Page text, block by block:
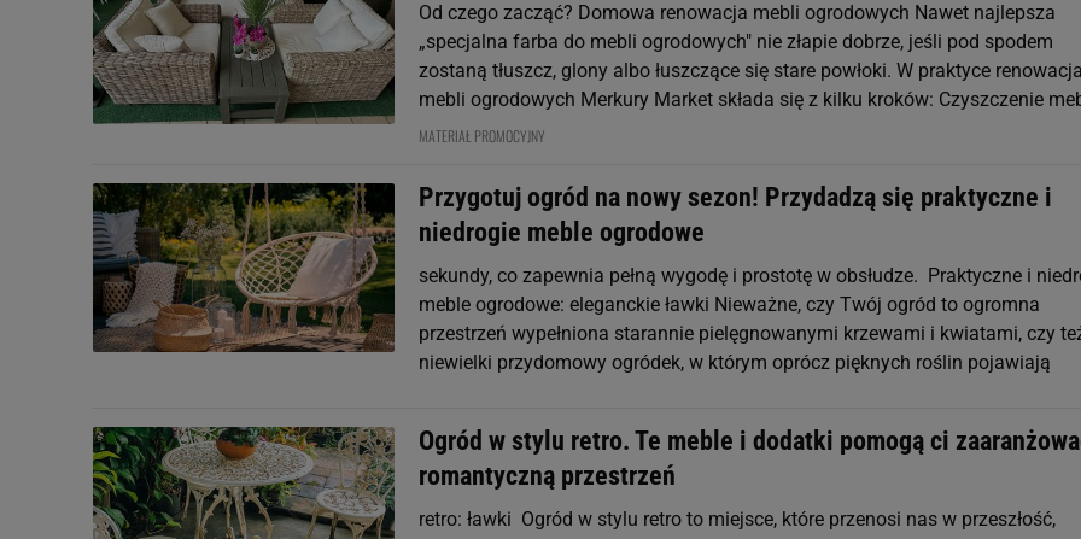
Od czego zacząć? Domowa renowacja mebli ogrodowych Nawet najlepsza
„specjalna farba do mebli ogrodowych" nie złapie dobrze, jeśli pod spodem
zostaną tłuszcz, glony albo łuszczące się stare powłoki. W praktyce renowacja
mebli ogrodowych Merkury Market składa się z kilku kroków: Czyszczenie
MATERIAŁ PROMOCYJNY
Przygotuj ogród na nowy sezon! Przydadzą się praktyczne i
niedrogie meble ogrodowe
sekundy, co zapewnia pełną wygodę i prostotę w obsłudze. Praktyczne i
meble ogrodowe: eleganckie ławki Nieważne, czy Twój ogród to ogromna
przestrzeń wypełniona starannie pielęgnowanymi krzewami i kwiatami, czy
niewielki przydomowy ogródek, w którym oprócz pięknych roślin pojawiają
Ogród w stylu retro. Te meble i dodatki pomogą ci
romantyczną przestrzeń
retro: ławki Ogród w stylu retro to miejsce, które przenosi nas w przeszłość,